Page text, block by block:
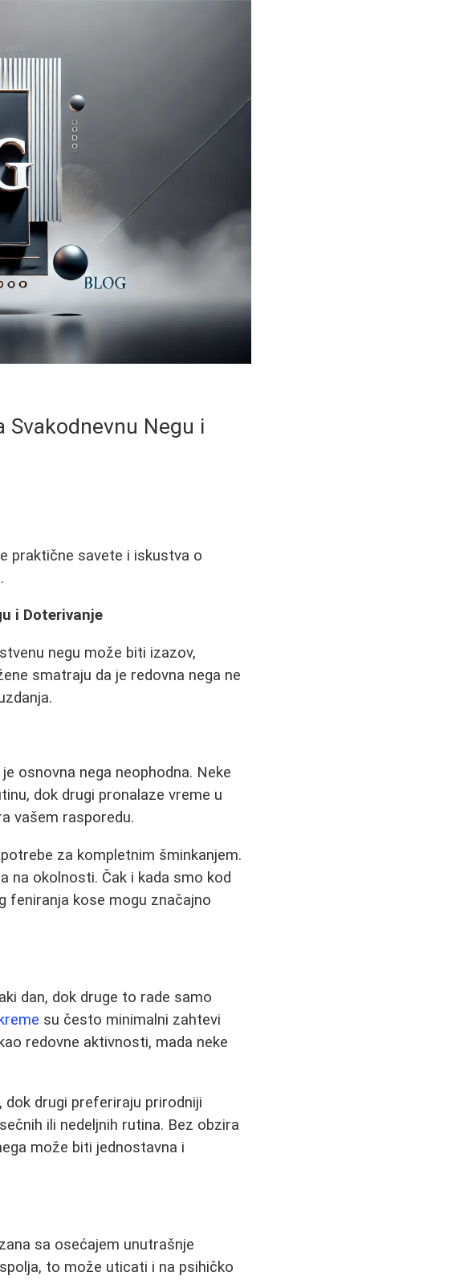
Svakodnevnu Negu i
praktične savete i iskustva o
i Doterivanje
negu može biti izazov,
smatraju da je redovna nega ne
osnovna nega neophodna. Neke
dok drugi pronalaze vreme u
vašem rasporedu.
za kompletnim šminkanjem.
na okolnosti. Čak i kada smo kod
feniranja kose mogu značajno
dan, dok druge to rade samo
su često minimalni zahtevi
redovne aktivnosti, mada neke
drugi preferiraju prirodniji
ili nedeljnih rutina. Bez obzira
može biti jednostavna i
sa osećajem unutrašnje
to može uticati i na psihičko